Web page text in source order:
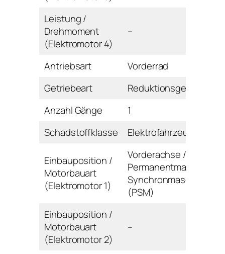
Leistung /
Drehmoment
(Elektromotor 4)
–
Antriebsart
Vorderrad
Getriebeart
Reduktionsgetriebe
Anzahl Gänge
1
Schadstoffklasse
Elektrofahrzeug
Einbauposition /
Motorbauart
(Elektromotor 1)
Vorderachse /
Permanentmagnet-
Synchronmaschine
(PSM)
Einbauposition /
Motorbauart
(Elektromotor 2)
–